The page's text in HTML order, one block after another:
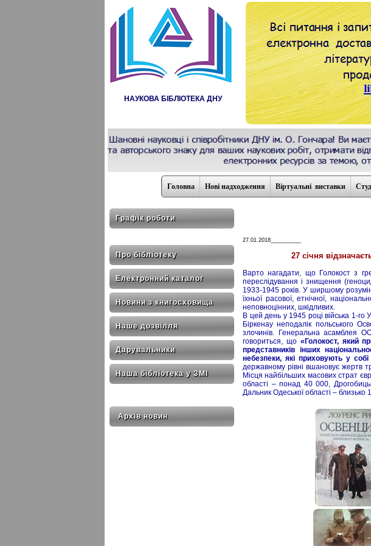
НАУКОВА БІБЛІОТЕКА ДНУ
Головна Нові надходження Віртуальні виставки
Графік роботи
Про бібліотеку
Електронний каталог
Новини з книгосховища
Наше дозвілля
Дарувальники
Наша бібліотека у ЗМІ
Архів новин
27.01.2018__________
27 січня
Варто нагадати, що Голокост з
переслідування і знищення
1933-1945 років. У ширшому
їхньої расової, етнічної,
неповноцінних, шкідливих.
В цей день у 1945 році війська 1-го
Біркенау неподалік польського
злочинів. Генеральна асамблея
говориться, що«Голокост, який
представників інших
небезпеки, які приховують у
державному рівні вшановує жертв
Місця найбільших масових страт
області – понад 40 000,
Дальник Одеської області –